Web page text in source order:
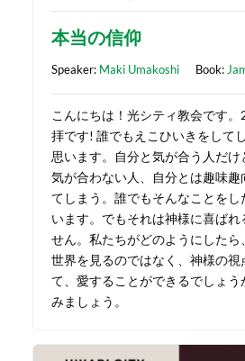
本当の信仰
Speaker: Maki Umakoshi Book:
こんにちは！光シティ教会です
拝です! 誰でもえこひいきをして
思います。自分と気が合う人だけ
気が合わない人、自分とは趣味趣
てしまう。誰でもそんなことをし
います。でもそれは神様に喜ばれ
せん。私たちがどのようにした
世界を見るのではなく、神様の視
て、愛することができるでしょう
みましょう。